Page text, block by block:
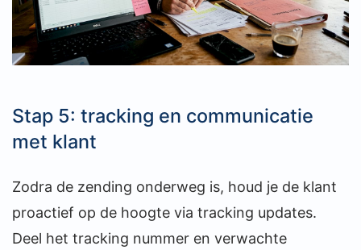
Stap 5: tracking en communicatie
met klant
Zodra de zending onderweg is, houd je de klant
proactief op de hoogte via tracking updates.
Deel het tracking nummer en verwachte